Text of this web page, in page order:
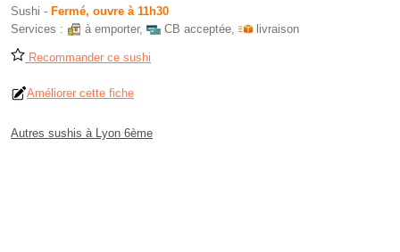
Sushi - Fermé, ouvre à 11h30
Services :
à emporter, CB acceptée, livraison
Recommander ce sushi
Améliorer cette fiche
Autres sushis à Lyon 6ème